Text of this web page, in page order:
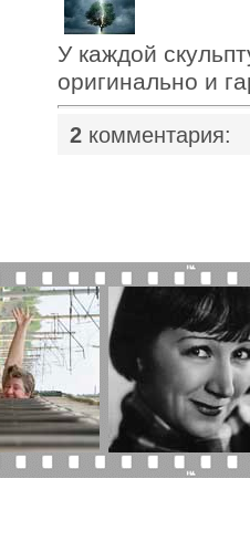
У каждой
оригинально и
2 комментария: